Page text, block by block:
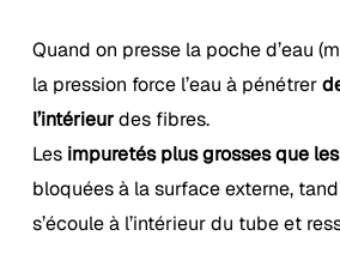
Quand on presse la poche d’eau
la pression force l’eau à pénétrer
l’intérieurdes fibres.
Les impuretés plus grosses que
bloquées à la surface externe,
s’écoule à l’intérieur du tube et